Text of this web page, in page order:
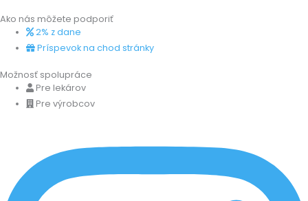
Ako nás môžete podporiť
2% z dane
Príspevok na chod stránky
Možnosť spolupráce
Pre lekárov
Pre výrobcov